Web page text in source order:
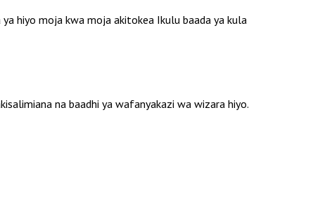
hiyo moja kwa moja akitokea Ikulu baada ya kula
na baadhi ya wafanyakazi wa wizara hiyo.